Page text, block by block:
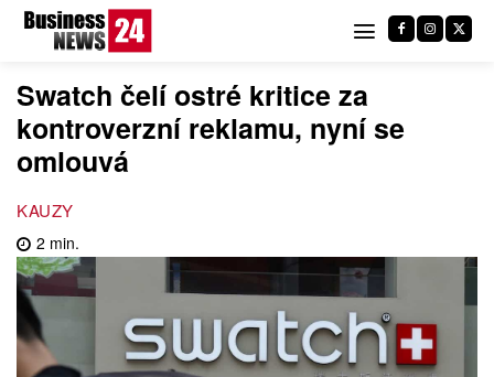
Swatch čelí ostré kritice za
kontroverzní reklamu, nyní se
omlouvá
KAUZY
2 min.